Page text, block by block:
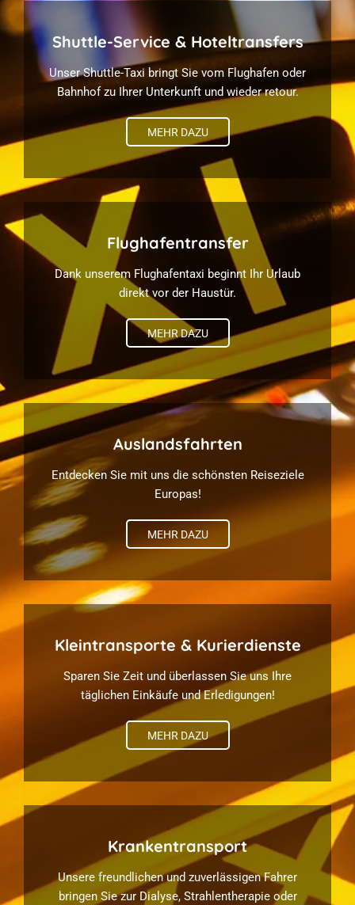
Shuttle-Service & Hoteltransfers
Unser Shuttle-Taxi bringt Sie vom Flughafen oder
Bahnhof zu Ihrer Unterkunft und wieder retour.
MEHR DAZU
Flughafentransfer
Dank unserem Flughafentaxi beginnt Ihr Urlaub
direkt vor der Haustür.
MEHR DAZU
Auslandsfahrten
Entdecken Sie mit uns die schönsten Reiseziele
Europas!
MEHR DAZU
Kleintransporte & Kurierdienste
Sparen Sie Zeit und überlassen Sie uns Ihre
täglichen Einkäufe und Erledigungen!
MEHR DAZU
Krankentransport
Unsere freundlichen und zuverlässigen Fahrer
bringen Sie zur Dialyse, Strahlentherapie oder